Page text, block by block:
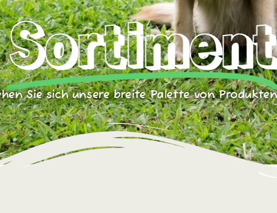
Sortiment
Sie sich unsere breite Palette von